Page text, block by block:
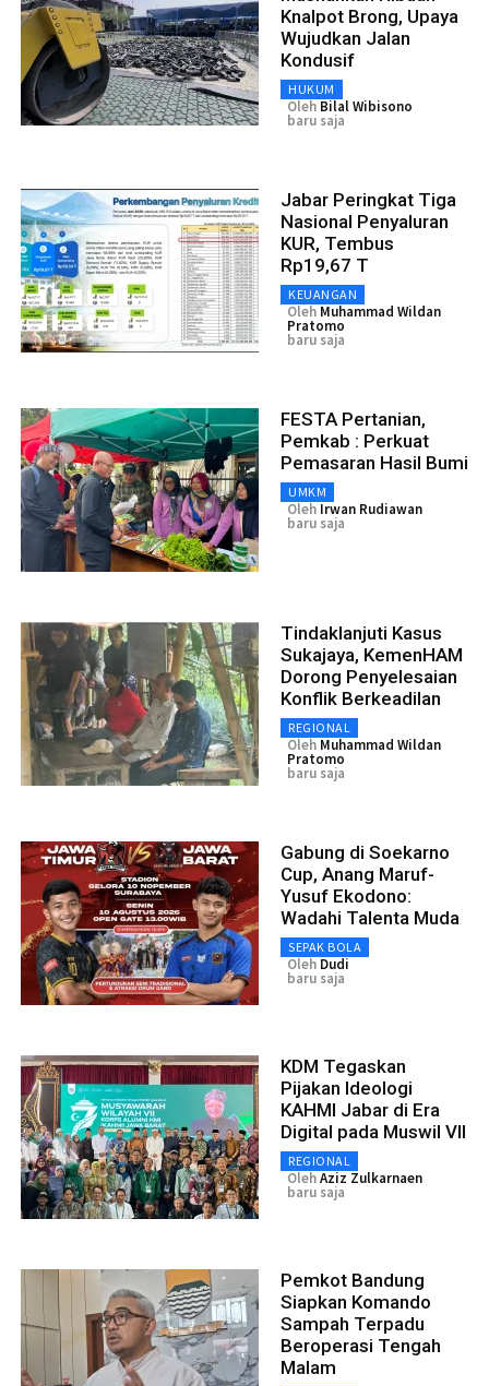
Knalpot Brong, Upaya
Wujudkan Jalan
Kondusif
HUKUM
Oleh Bilal Wibisono
baru saja
Jabar Peringkat Tiga
Nasional Penyaluran
KUR, Tembus
Rp19,67 T
KEUANGAN
Oleh Muhammad Wildan
Pratomo
baru saja
FESTA Pertanian,
Pemkab : Perkuat
Pemasaran Hasil Bumi
UMKM
Oleh Irwan Rudiawan
baru saja
Tindaklanjuti Kasus
Sukajaya, KemenHAM
Dorong Penyelesaian
Konflik Berkeadilan
REGIONAL
Oleh Muhammad Wildan
Pratomo
baru saja
Gabung di Soekarno
Cup, Anang Maruf-
Yusuf Ekodono:
Wadahi Talenta Muda
SEPAK BOLA
Oleh Dudi
baru saja
KDM Tegaskan
Pijakan Ideologi
KAHMI Jabar di Era
Digital pada Muswil VII
REGIONAL
OlehAziz Zulkarnaen
baru saja
Pemkot Bandung
Siapkan Komando
Sampah Terpadu
Beroperasi Tengah
Malam